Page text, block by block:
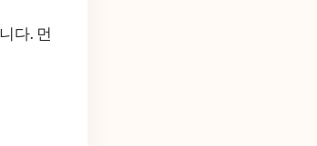
다. 먼